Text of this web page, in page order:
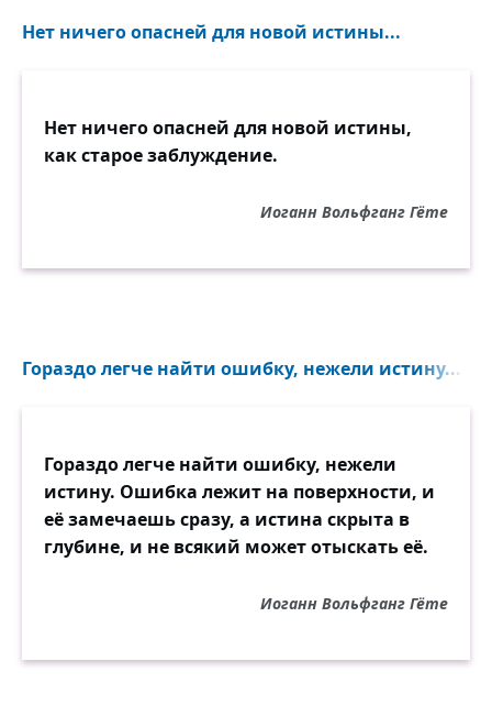
Нет ничего опасней для новой истины...
Нет ничего опасней для новой истины,
как старое заблуждение.
Иоганн Вольфганг Гёте
Гораздо легче найти ошибку, нежели истину...
Гораздо легче найти ошибку, нежели
истину. Ошибка лежит на поверхности, и
её замечаешь сразу, а истина скрыта в
глубине, и не всякий может отыскать её.
Иоганн Вольфганг Гёте